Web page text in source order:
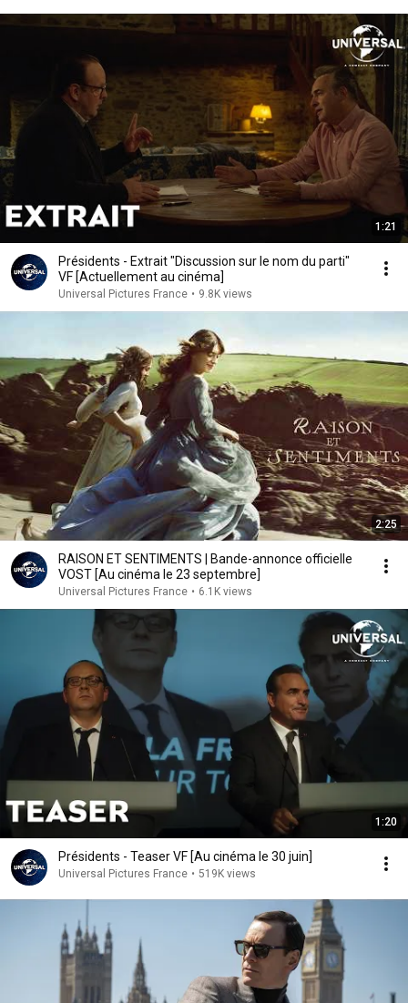
1:21
Présidents - Extrait "Discussion sur le nom du parti"
VF [Actuellement au cinéma]
Universal Pictures France • 9.8K views
2:25
RAISON ET SENTIMENTS | Bande-annonce officielle
VOST [Au cinéma le 23 septembre]
Universal Pictures France • 6.1K views
1:20
Présidents - Teaser VF [Au cinéma le 30 juin]
Universal Pictures France • 519K views